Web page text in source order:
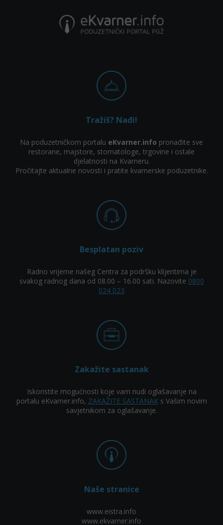
Tražiš? Nađi!
Na poduzetničkom portalu eKvarner.info pronađite sve
restorane, majstore, stomatologe, trgovine i ostale
djelatnosti na Kvarneru.
Pročitajte aktualne novosti i pratite kvarnerske poduzetnike.
Besplatan poziv
Radno vrijeme našeg Centra za podršku klijentima je
svakog radnog dana od 08.00 – 16.00 sati. Nazovite 0800
024 023
Zakažite sastanak
Iskoristite mogućnosti koje vam nudi oglašavanje na
portalu eKvarner.info, ZAKAŽITE SASTANAKs Vašim novim
savjetnikom za oglašavanje.
Naše stranice
www.eistra.info
www.ekvarner.info